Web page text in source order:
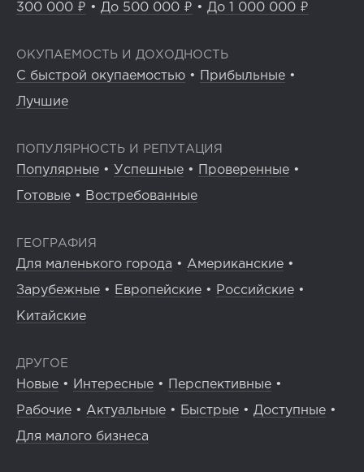
300 000 ₽ • До 500 000 ₽ • До 1 000 000 ₽
ОКУПАЕМОСТЬ И ДОХОДНОСТЬ
С быстрой окупаемостью • Прибыльные •
Лучшие
ПОПУЛЯРНОСТЬ И РЕПУТАЦИЯ
Популярные • Успешные • Проверенные •
Готовые • Востребованные
ГЕОГРАФИЯ
Для маленького города • Американские •
Зарубежные • Европейские • Российские •
Китайские
ДРУГОЕ
Новые • Интересные • Перспективные •
Рабочие • Актуальные • Быстрые • Доступные •
Для малого бизнеса